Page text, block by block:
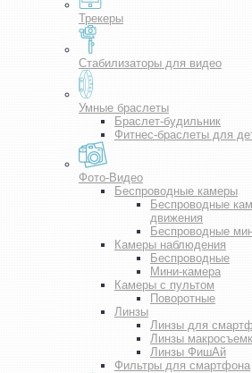
Трекеры
Стабилизаторы для видео
Умные браслеты
Браслет-будильник
Фитнес-браслеты для
Фото-Видео
Беспроводные камеры
Беспроводные
движения
Беспроводные
Камеры наблюдения
Беспроводные
Мини-камера
Камеры с пультом
Поворотные
Линзы
Линзы для
Линзы
Линзы ФишАй
Фильтры для смартфона